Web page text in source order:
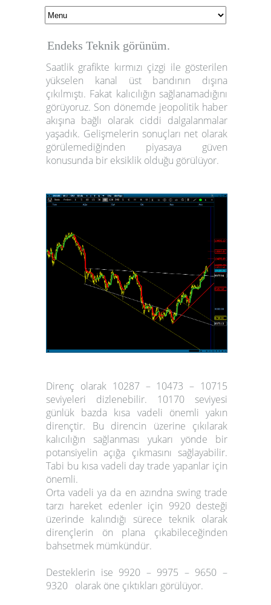
Endeks Teknik görünüm.
Saatlik grafikte kırmızı çizgi ile gösterilen
yükselen kanal üst bandının dışına
çıkılmıştı. Fakat kalıcılığın sağlanamadığını
görüyoruz. Son dönemde jeopolitik haber
akışına bağlı olarak ciddi dalgalanmalar
yaşadık. Gelişmelerin sonuçları net olarak
görülemediğinden piyasaya güven
konusunda bir eksiklik olduğu görülüyor.
Direnç olarak 10287 – 10473 – 10715
seviyeleri dizlenebilir. 10170 seviyesi
günlük bazda kısa vadeli önemli yakın
dirençtir. Bu direncin üzerine çıkılarak
kalıcılığın sağlanması yukarı yönde bir
potansiyelin açığa çıkmasını sağlayabilir.
Tabi bu kısa vadeli day trade yapanlar için
önemli.
Orta vadeli ya da en azındna swing trade
tarzı hareket edenler için 9920 desteği
üzerinde kalındığı sürece teknik olarak
dirençlerin ön plana çıkabileceğinden
bahsetmek mümkündür.
Desteklerin ise 9920 – 9975 – 9650 –
9320 olarak öne çıktıkları görülüyor.